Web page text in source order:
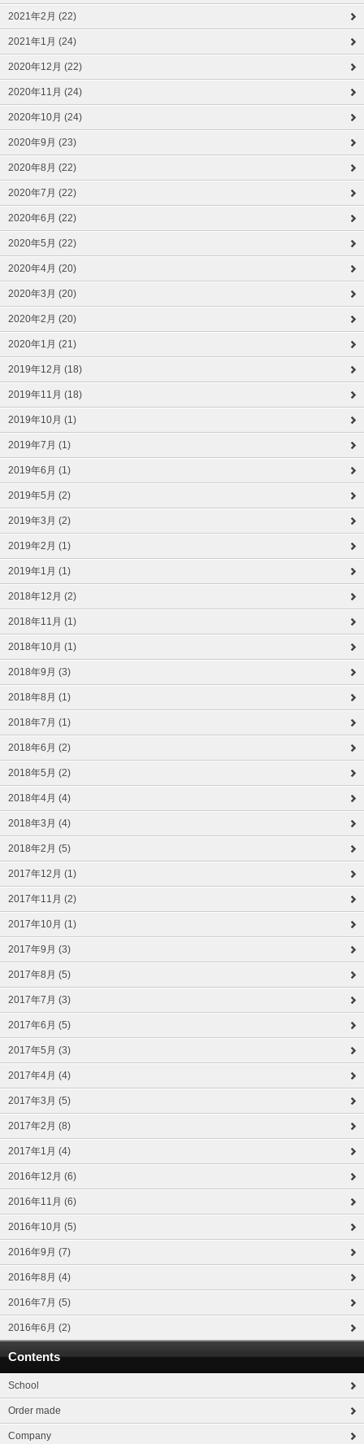
2021年2月 (22)
2021年1月 (24)
2020年12月 (22)
2020年11月 (24)
2020年10月 (24)
2020年9月 (23)
2020年8月 (22)
2020年7月 (22)
2020年6月 (22)
2020年5月 (22)
2020年4月 (20)
2020年3月 (20)
2020年2月 (20)
2020年1月 (21)
2019年12月 (18)
2019年11月 (18)
2019年10月 (1)
2019年7月 (1)
2019年6月 (1)
2019年5月 (2)
2019年3月 (2)
2019年2月 (1)
2019年1月 (1)
2018年12月 (2)
2018年11月 (1)
2018年10月 (1)
2018年9月 (3)
2018年8月 (1)
2018年7月 (1)
2018年6月 (2)
2018年5月 (2)
2018年4月 (4)
2018年3月 (4)
2018年2月 (5)
2017年12月 (1)
2017年11月 (2)
2017年10月 (1)
2017年9月 (3)
2017年8月 (5)
2017年7月 (3)
2017年6月 (5)
2017年5月 (3)
2017年4月 (4)
2017年3月 (5)
2017年2月 (8)
2017年1月 (4)
2016年12月 (6)
2016年11月 (6)
2016年10月 (5)
2016年9月 (7)
2016年8月 (4)
2016年7月 (5)
2016年6月 (2)
Contents
School
Order made
Company